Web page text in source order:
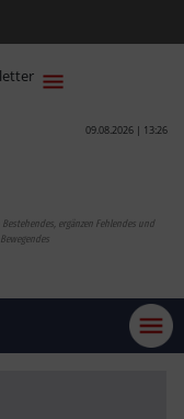
09.08.2026 | 13:26
ergänzen Fehlendes und